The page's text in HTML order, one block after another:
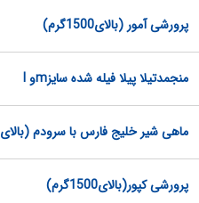
پرورشی آمور (بالای1500گرم)
منجمدتیلا پیلا فیله شده سایزmو l
ماهی شیر خلیج فارس با سرودم (بالای3000گرم)
پرورشی کپور(بالای1500گرم)